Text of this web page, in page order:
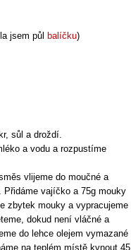
jsem půl balíčku)
sůl a droždí.
a vodu a rozpustíme
vlijeme do moučné a
vajíčko a 75g mouky
zbytek mouky a vypracujeme
dokud není vláčné a
do lehce olejem vymazané
na teplém místě kynout 45